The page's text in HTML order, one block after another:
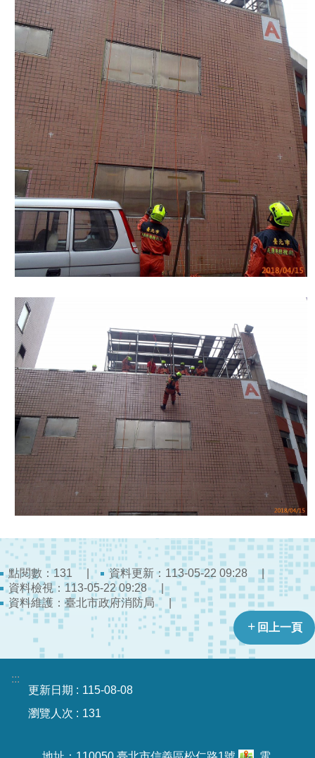
申
請
案
件
火
災
搶
救
困
難
地
區、
消
防
通
相
關
資
料
跑
馬
燈
員
工
專
站
導
覽
回
頁
常
點閱數：131
資料更新：113-05-22 09:28
資料檢視：113-05-22 09:28
資料維護：臺北市政府消防局
回上一頁
:::
更新日期
115-08-08
瀏覽人次
131